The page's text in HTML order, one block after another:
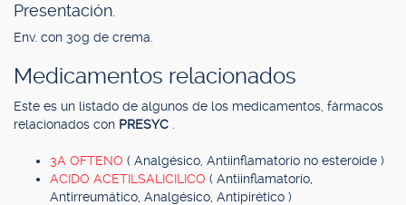
Presentación.
Env. con 30g de crema.
Medicamentos relacionados
Este es un listado de algunos de los medicamentos, fármacos
relacionados con PRESYC
3A OFTENO ( Analgésico, Antiinflamatorio no esteroide )
ACIDO ACETILSALICILICO ( Antiinflamatorio,
Antirreumático, Analgésico, Antipirético )